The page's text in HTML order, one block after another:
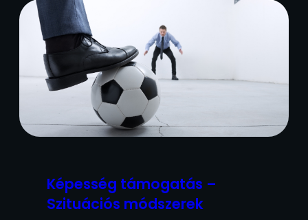
Képesség támogatás –
Szituációs módszerek